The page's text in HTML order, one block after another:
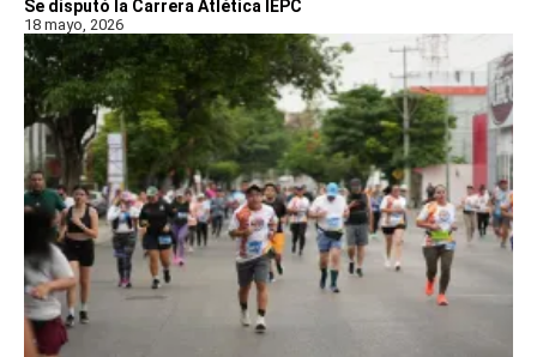
Se disputó la Carrera Atlética IEPC
18 mayo, 2026